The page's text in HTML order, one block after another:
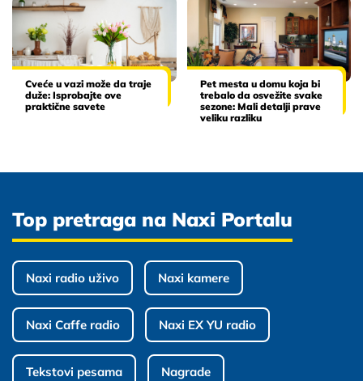
Cveće u vazi može da traje
duže: Isprobajte ove
praktične savete
Pet mesta u domu koja bi
trebalo da osvežite svake
sezone: Mali detalji prave
veliku razliku
Top pretraga na Naxi Portalu
Naxi radio uživo Naxi kamere
Naxi Caffe radio Naxi EX YU radio
Tekstovi pesama Nagrade